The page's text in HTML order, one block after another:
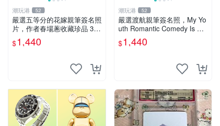
潮玩港 52
嚴選五等分的花嫁親筆簽名照
片，作者春場蔥收藏珍品 3英
寸個人肖像照 花嫁周邊 現代
漫畫周邊
$1,440
潮玩港 52
嚴選渡航親筆簽名照，My Yo
uth Romantic Comedy Is Wr
ong限量收藏版 青春戀愛物語
原創 漫畫周邊
$1,440